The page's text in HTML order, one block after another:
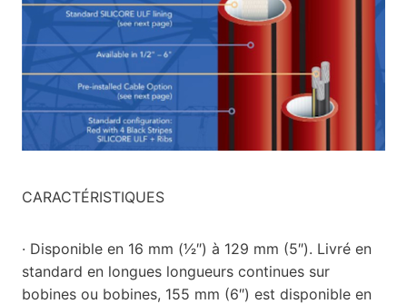
CARACTÉRISTIQUES
· Disponible en 16 mm (1⁄2″) à 129 mm (5″). Livré en
standard en longues longueurs continues sur
bobines ou bobines, 155 mm (6″) est disponible en